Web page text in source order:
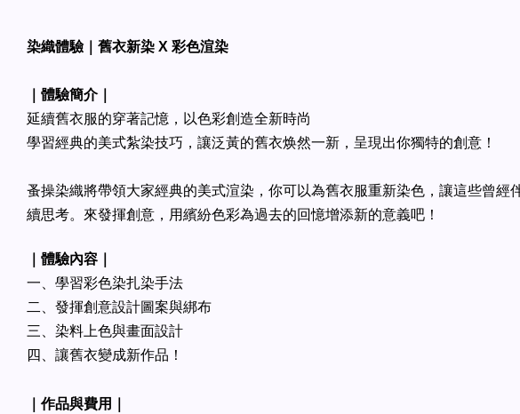
染織體驗｜舊衣新染 X 彩色渲染
｜體驗簡介｜
延續舊衣服的穿著記憶，以色彩創造全新時尚
學習經典的美式紮染技巧，讓泛黃的舊衣焕然一新，呈現出你獨特的創意！
蚤操染織將帶領大家經典的美式渲染，你可以為舊衣服重新染色，讓這些曾
續思考。來發揮創意，用繽紛色彩為過去的回憶增添新的意義吧！
｜體驗內容｜
一、學習彩色染扎染手法
二、發揮創意設計圖案與綁布
三、染料上色與畫面設計
四、讓舊衣變成新作品！
｜作品與費用｜